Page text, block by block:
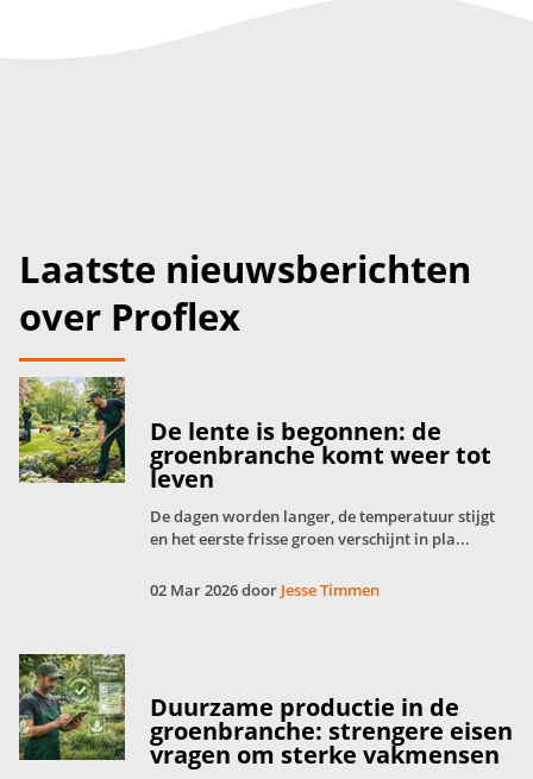
Laatste nieuwsberichten
over Proflex
De lente is begonnen: de
groenbranche komt weer tot
leven
De dagen worden langer, de temperatuur stijgt
en het eerste frisse groen verschijnt in pla...
02 Mar 2026 door Jesse Timmen
Duurzame productie in de
groenbranche: strengere eisen
vragen om sterke vakmensen